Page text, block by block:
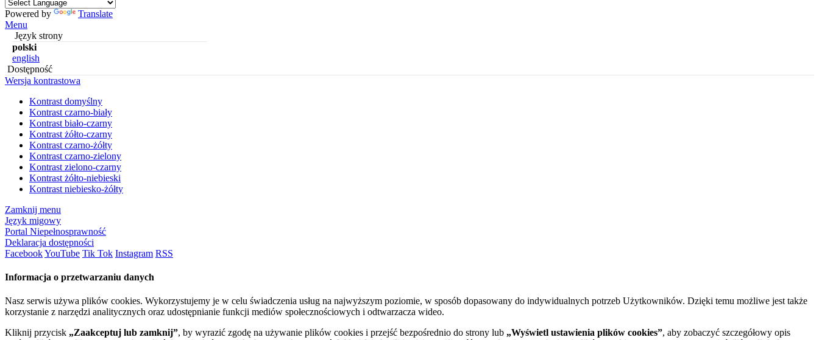
Powered by
Translate
Menu
Język strony
polski
english
Dostępność
Wersja kontrastowa
Kontrast domyślny
Kontrast czarno-biały
Kontrast biało-czarny
Kontrast żółto-czarny
Kontrast czarno-żółty
Kontrast czarno-zielony
Kontrast zielono-czarny
Kontrast żółto-niebieski
Kontrast niebiesko-żółty
Zamknij menu
Język migowy
Portal Niepełnosprawność
Deklaracja dostępności
FacebookYouTube Tik Tok Instagram RSS
Informacja o przetwarzaniu danych
Nasz serwis używa plików cookies. Wykorzystujemy je w celu świadczenia usług na najwyższym poziomie, w sposób dopasowany do indywidualnych potrzeb Użytkowników. Dzięki temu możliwe jest także
korzystanie z narzędzi analitycznych oraz udostępnianie funkcji mediów społecznościowych i odtwarzacza wideo.
Kliknij przycisk „Zaakceptuj lub zamknij”, by wyrazić zgodę na używanie plików cookies i przejść bezpośrednio do strony lub „Wyświetl ustawienia plików cookies”, aby zobaczyć szczegółowy opis